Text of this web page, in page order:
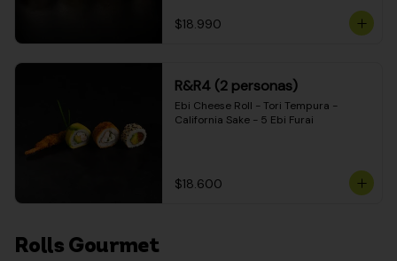
ciboulette) 10 (Pollo teriyaki - palta -
envuelto en queso crema)
$18.990
R&R4 (2 personas)
Ebi Cheese Roll - Tori Tempura -
California Sake - 5 Ebi Furai
$18.600
Rolls Gourmet